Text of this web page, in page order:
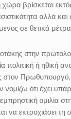
βρίσκεται
αλλά
σε θετικά
στην
πολιτική ή ηθική
στον
νομίζω ότι έχει
ομιλία
να εκτροχιάσει